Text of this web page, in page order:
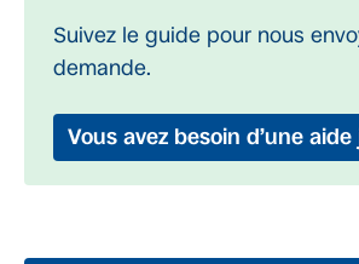
Suivez le guide pour nous
demande.
Vous avez besoin d’une